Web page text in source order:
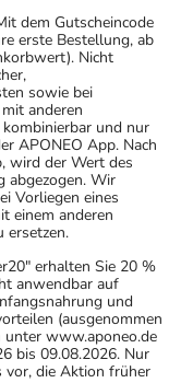
dem Gutscheincode
erste Bestellung, ab
Nicht
sowie bei
anderen
und nur
APONEO App. Nach
wird der Wert des
abgezogen. Wir
Vorliegen eines
einem anderen
ersetzen.
erhalten Sie 20 %
anwendbar auf
und
(ausgenommen
unter www.aponeo.de
bis 09.08.2026. Nur
vor, die Aktion früher